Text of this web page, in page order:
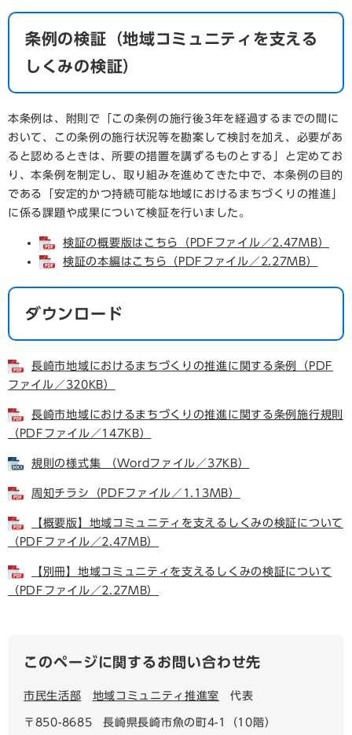
条例の検証（地域コミュニティを支える
しくみの検証）
本条例は、附則で「この条例の施行後3年を経過するまでの間に
おいて、この条例の施行状況等を勘案して検討を加え、必要があ
ると認めるときは、所要の措置を講ずるものとする」と定めてお
り、本条例を制定し、取り組みを進めてきた中で、本条例の目的
である「安定的かつ持続可能な地域におけるまちづくりの推進」
に係る課題や成果について検証を行いました。
検証の概要版はこちら（PDFファイル／2.47MB）
検証の本編はこちら（PDFファイル／2.27MB）
ダウンロード
長崎市地域におけるまちづくりの推進に関する条例（PDF
ファイル／320KB）
長崎市地域におけるまちづくりの推進に関する条例施行規則
（PDFファイル／147KB）
規則の様式集 （Wordファイル／37KB）
周知チラシ（PDFファイル／1.13MB）
【概要版】地域コミュニティを支えるしくみの検証について
（PDFファイル／2.47MB）
【別冊】地域コミュニティを支えるしくみの検証について
（PDFファイル／2.27MB）
このページに関するお問い合わせ先
市民生活部 地域コミュニティ推進室 代表
〒850-8685
長崎県長崎市魚の町4-1（10階）